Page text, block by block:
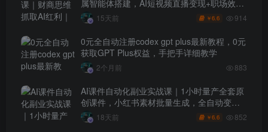
属智能体搭建，AI短视频直播变现+职场效率
升级全套教程
15天前 ￥6.6 914
0元全自动注册codex gpt plus最新教程，0元
获取GPT Plus权益，手把手详细教学
2个月前 883
AI课件自动化副业实战课｜1小时量产全套原
创课件，小红书素材批量生成，全自动变现
管线复刻，半年卖3000单
18天前 ￥6.6 852